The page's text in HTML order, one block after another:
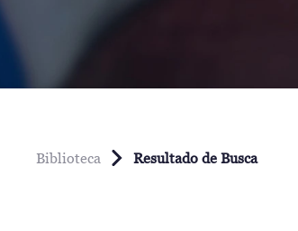
Biblioteca Resultado de Busca